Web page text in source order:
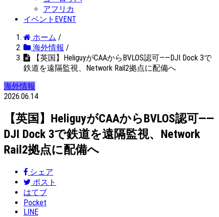
アフリカ
イベント EVENT
ホーム /
海外情報 /
【英国】HeliguyがCAAからBVLOS認可——DJI Dock 3で
鉄道を遠隔監視、Network Rail2拠点に配備へ
海外情報
2026.06.14
【英国】HeliguyがCAAからBVLOS認可——
DJI Dock 3で鉄道を遠隔監視、Network
Rail2拠点に配備へ
シェア
ポスト
はてブ
Pocket
LINE